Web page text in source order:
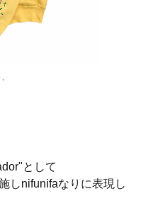
として
しnifunifaなりに表現し